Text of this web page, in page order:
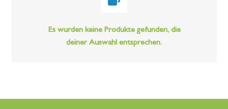
Es wurden keine Produkte gefunden, die
deiner Auswahl entsprechen.